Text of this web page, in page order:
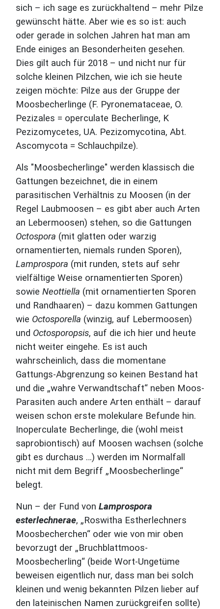
sich – ich sage es zurückhaltend – mehr Pilze
gewünscht hätte. Aber wie es so ist: auch
oder gerade in solchen Jahren hat man am
Ende einiges an Besonderheiten gesehen.
Dies gilt auch für 2018 – und nicht nur für
solche kleinen Pilzchen, wie ich sie heute
zeigen möchte: Pilze aus der Gruppe der
Moosbecherlinge (F. Pyronemataceae, O.
Pezizales = operculate Becherlinge, K
Pezizomycetes, UA. Pezizomycotina, Abt.
Ascomycota = Schlauchpilze).
Als "Moosbecherlinge" werden klassisch die
Gattungen bezeichnet, die in einem
parasitischen Verhältnis zu Moosen (in der
Regel Laubmoosen – es gibt aber auch Arten
an Lebermoosen) stehen, so die Gattungen
Octospora (mit glatten oder warzig
ornamentierten, niemals runden Sporen),
Lamprospora (mit runden, stets auf sehr
vielfältige Weise ornamentierten Sporen)
sowie Neottiella (mit ornamentierten Sporen
und Randhaaren) – dazu kommen Gattungen
wie Octosporella (winzig, auf Lebermoosen)
und Octosporopsis, auf die ich hier und heute
nicht weiter eingehe. Es ist auch
wahrscheinlich, dass die momentane
Gattungs-Abgrenzung so keinen Bestand hat
und die „wahre Verwandtschaft“ neben Moos-
Parasiten auch andere Arten enthält – darauf
weisen schon erste molekulare Befunde hin.
Inoperculate Becherlinge, die (wohl meist
saprobiontisch) auf Moosen wachsen (solche
gibt es durchaus …) werden im Normalfall
nicht mit dem Begriff „Moosbecherlinge“
belegt.
Nun – der Fund von Lamprospora
esterlechnerae, „Roswitha Estherlechners
Moosbecherchen“ oder wie von mir oben
bevorzugt der „Bruchblattmoos-
Moosbecherling“ (beide Wort-Ungetüme
beweisen eigentlich nur, dass man bei solch
kleinen und wenig bekannten Pilzen lieber auf
den lateinischen Namen zurückgreifen sollte)